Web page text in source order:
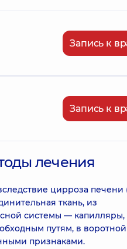
Запись к
Запись к
лечения
цирроза
ткань, из
системы — капилляры,
путям, в
признаками.